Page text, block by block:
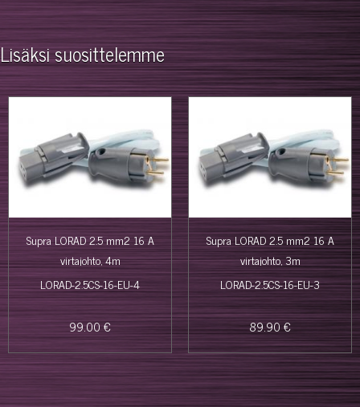
Lisäksi suosittelemme
Supra LORAD 2.5 mm2 16 A
virtajohto, 4m
LORAD-2.5CS-16-EU-4
99.00 €
Supra LORAD 2.5 mm2 16 A
virtajohto, 3m
LORAD-2.5CS-16-EU-3
89.90 €